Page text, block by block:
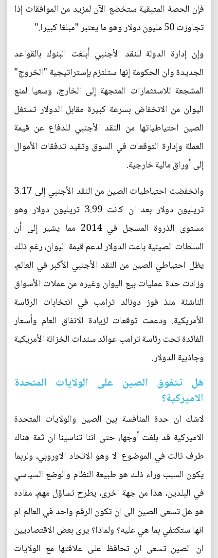
فإن الحصة المتبقية ستخضع الآن لمزيد من الموافقات إذا
تجاوزت 50 مليون دولار وهو ما يعتبر "مبلغا كبيرا."
وإن إدارة الدولة للنقد الأجنبي أبلغت البنوك بالقواعد
الجديدة وان الحكومة إنها ستلتزم بإستراتيجية "الخروج"
المشجعة للاستثمارات المتجهة إلى الخارج، وسعيا لمنع
اليوان من الانخفاض بسرعة كبيرة مقابل الدولار تستغل
الصين احتياطياتها من النقد الأجنبي للدفاع عن قيمة
العملة وإدارة التوقعات في السوق وتقيد تدفقات الأموال
إلى أوراق مالية خارجية.
وانخفضت احتياطيات الصين من النقد الأجنبي إلى 3.17
تريليون دولار بعد ان كانت 3.99 تريليون دولار وهو
مستوى الذروة المسجل في 2014 مما يشير إلى أن
السلطات الصينية باعت الدولار لدعم قيمة اليوان، رغم ذلك
يظل احتياطي الصين من النقد الأجنبي الأكبر في العالم،
وزادت حدة عمليات بيع اليوان وغيره من عملات الأسواق
الناشئة منذ فوز دونالد ترامب في انتخابات الرئاسة
الأمريكية. ودعمت توقعات لزيادة الانفاق العام وأسعار
الفائدة تحت رئاسة ترامب عوائد سندات الخزانة الأمريكية
وجاذبية الدولار.
هل تتفوق الصين على الولايات المتحدة
الاميركية؟
لاشك ان حدة المنافسة بين الصين والولايات المتحدة
الاميركية قد بلغت أوجها، حتى اننا تناسينا ان ثمة هناك
طرف ثالث في الموضوع الا وهو الاتحاد الاوروبي، ولربما
يكون السبب وراء ذلك هو طبيعة النظام والوضع السياسي
في البلدين، هذا من جهة اخرى، يطرح تساؤل مهم، مفاده
هو هل تسعى الصين الى ان تكون الرقم واحد في العالم ام
انها ستكتفي بما هي عليه؟ ولماذا؟ يرى بعض الاقتصاديين
ان الصين تسعى ان تحافظ على علاقتها مع الولايات